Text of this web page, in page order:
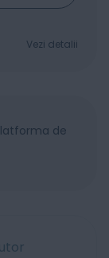
Vezi detalii
de